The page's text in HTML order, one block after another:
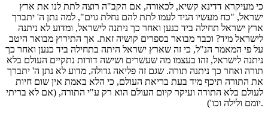
כי מעיקרא דדינא קשיא, לכאורה, אם הקב"ה רוצה לתת לנו את ארץ
ישראל, "כח מעשיו הגיד לעמו לתת להם נחלת גוים", למה נתן ה' יתברך
ארץ ישראל תחילה ביד כנען ואחר כך ניתנה לישראל, ומדוע לא ניתנה
לישראל מיד? וכבר מבואר בספרים קושיה זאת. אך התירוץ מבואר היטב
על פי המאמר הנ"ל, כי זה שארץ ישראל היתה בתחילה ביד כנען ואחר כך
ניתנה לישראל, זהו בעצמו מה שעשרים ושישה דורות נתקיים העולם בלא
תורה ואחר כך ניתנה תורה. שגם זה פליאה גדולה, מדוע לא נתן ה' יתברך
את התורה תיכף מיד בעת בריאת העולם, כי הלא באמת אין שום חיות
לעולם בלא התורה ועיקר קיום העולם הוא רק ע"י התורה, (אם לא בריתי
יומם ולילה וכו').